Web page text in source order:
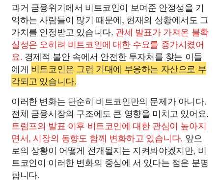
과거 금융위기에서 비트코인이 보여준 안정성을 기
억하는 사람들이 많기 때문에, 현재의 상황에서도 그
가치를 인정받고 있습니다. 관세 발표가 가져온 불확
실성은 오히려 비트코인에 대한 수요를 증가시켰어
요. 경제적 불안 속에서 안전한 투자처를 찾는 이들
에게 비트코인은 그런 기대에 부응하는 자산으로 부
각되고 있습니다.
이러한 변화는 단순히 비트코인만의 문제가 아니다.
전체 금융시장의 구조에도 큰 영향을 미치고 있어요.
트럼프의 발표 이후 비트코인에 대한 관심이 높아지
면서, 시장의 동향도 함께 변화하고 있습니다. 앞으
로의 상황이 어떻게 전개될지는 지켜봐야겠지만, 비
트코인이 이러한 변화의 중심에 서 있다는 점은 분명
합니다.